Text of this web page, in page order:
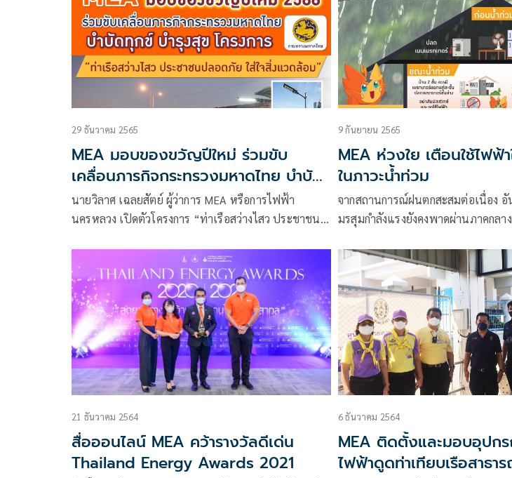
29 ธันวาคม 2565
MEA มอบของขวัญปีใหม่ ร่วมขับ
เคลื่อนภารกิจกระทรวงมหาดไทย บำบัด
ทุกข์ บำรุงสุข โครงการ “ท่าเรือสว่างไสว
ประชาชนปลอดภัย ใส่ใจสิ่งแวดล้อม”
นายวิลาศ เฉลยสัตย์ ผู้ว่าการ MEA หรือการไฟฟ้า
นครหลวง เปิดตัวโครงการ “ท่าเรือสว่างไสว ประชาชน
9 กันยายน 2565
MEA ห่วงใย เตือนใช้ไฟฟ้
ในภาวะน้ำท่วม
จากสถานการณ์ฝนตกสะสมต่อเนื่อง อั
มรสุมกำลังแรงยังคงพาดผ่านภาคกลา
ในบางแห่ง ขอให้ประชาชนในบริเวณ
อันตรายจากฝนตกหนักและฝนที่ตกสะส
ประชาชนขอแนะนำ ดังนี้
21 ธันวาคม 2564
สื่อออนไลน์ MEA คว้ารางวัลดีเด่น
Thailand Energy Awards 2021
6 ธันวาคม 2564
MEA ติดตั้งและมอบอุปก
ไฟฟ้าดูดท่าเทียบเรือสาธา